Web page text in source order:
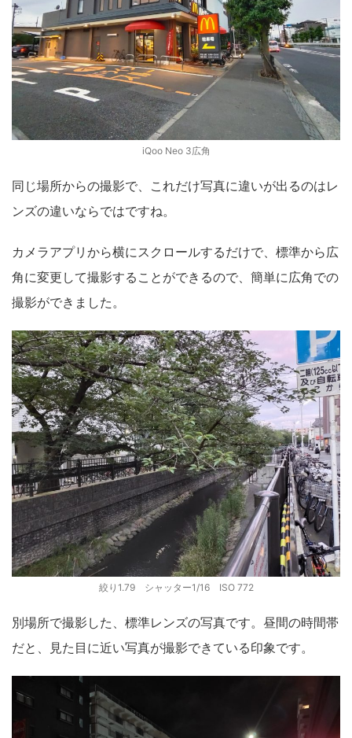
iQoo Neo 3広角
同じ場所からの撮影で、これだけ写真に違いが出るのはレ
ンズの違いならではですね。
カメラアプリから横にスクロールするだけで、標準から広
角に変更して撮影することができるので、簡単に広角での
撮影ができました。
絞り1.79 シャッター1/16 ISO 772
別場所で撮影した、標準レンズの写真です。昼間の時間帯
だと、見た目に近い写真が撮影できている印象です。